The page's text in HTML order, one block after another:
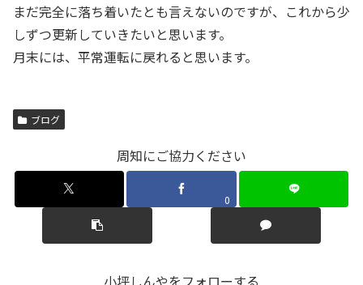
まだ完全に落ち着いたとも言えないのですが、これから少
しずつ更新していきたいと思います。
月末には、平常運転に戻れると思います。
ブログ
周知にご協力ください
0
小坪しんやをフォローする